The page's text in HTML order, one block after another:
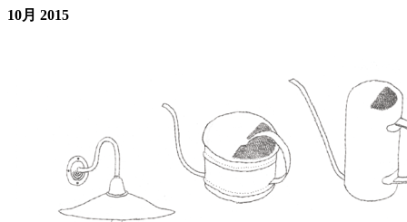
10月 2015